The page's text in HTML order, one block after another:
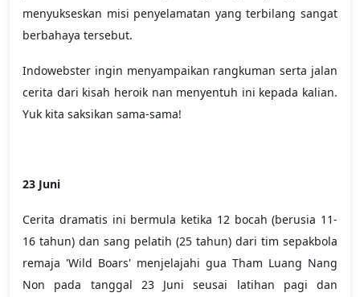
menyukseskan misi penyelamatan yang terbilang sangat
berbahaya tersebut.
Indowebster ingin menyampaikan rangkuman serta jalan
cerita dari kisah heroik nan menyentuh ini kepada kalian.
Yuk kita saksikan sama-sama!
23 Juni
Cerita dramatis ini bermula ketika 12 bocah (berusia 11-
16 tahun) dan sang pelatih (25 tahun) dari tim sepakbola
remaja 'Wild Boars' menjelajahi gua Tham Luang Nang
Non pada tanggal 23 Juni seusai latihan pagi dan